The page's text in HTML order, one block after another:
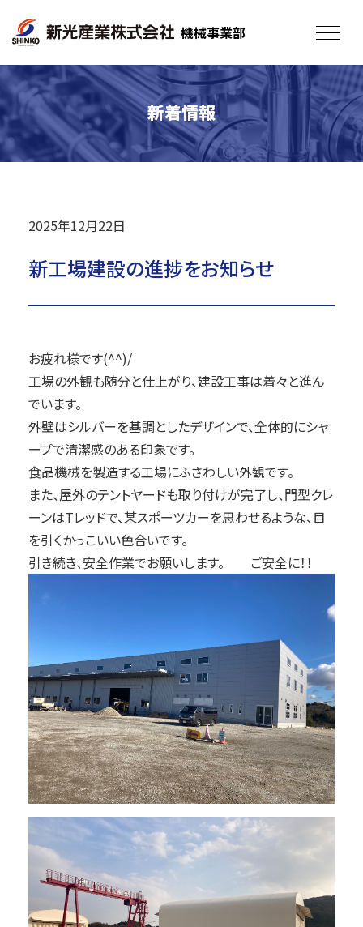
機械事業部
toggle
新着情報
2025年12月22日
新工場建設の進捗をお知らせ
お疲れ様です(^^)/
工場の外観も随分と仕上がり、建設工事は着々と進ん
でいます。
外壁はシルバーを基調としたデザインで、全体的にシャ
ープで清潔感のある印象です。
食品機械を製造する工場にふさわしい外観です。
また、屋外のテントヤードも取り付けが完了し、門型クレ
ーンはTレッドで、某スポーツカーを思わせるような、目
を引くかっこいい色合いです。
引き続き、安全作業でお願いします。 ご安全に！！